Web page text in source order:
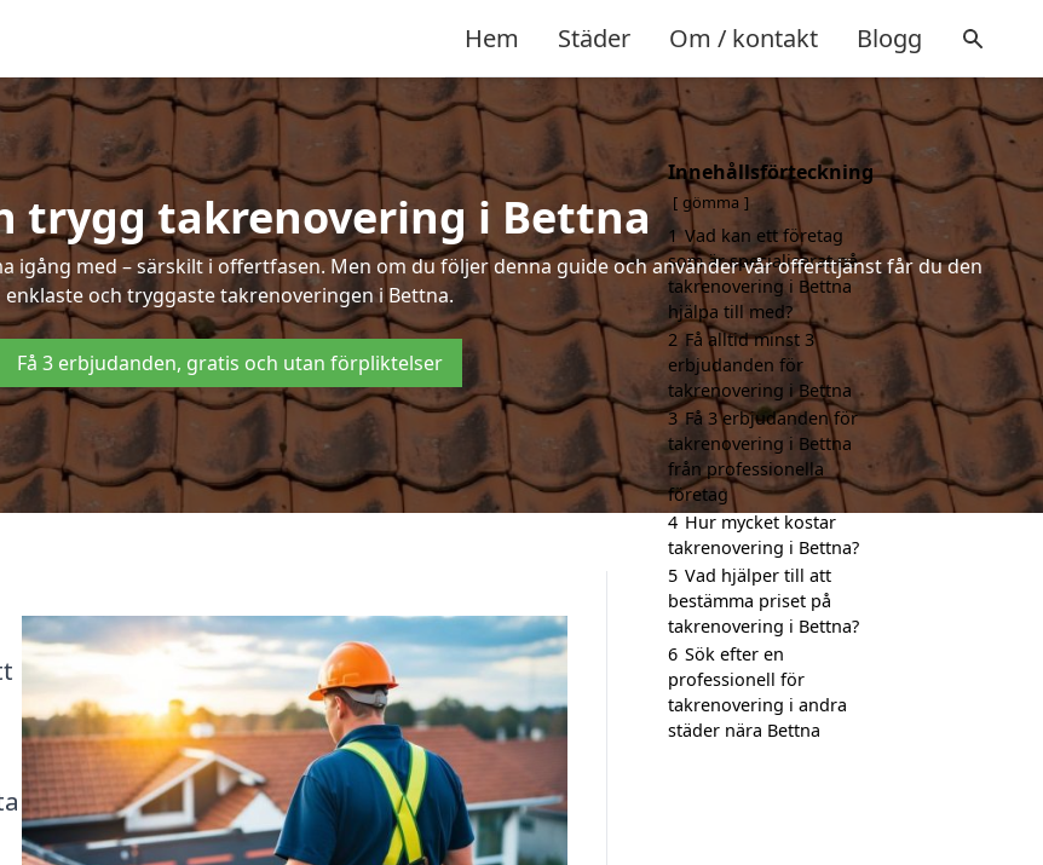
Hem Städer Om / kontakt Blogg
trygg takrenovering i Bettna
igång med – särskilt i offertfasen. Men om du följer denna guide och använder vår offerttjänst får du den
enklaste och tryggaste takrenoveringen i Bettna.
Få 3 erbjudanden, gratis och utan förpliktelser
Innehållsförteckning
gömma
1 Vad kan ett företag
som är specialiserat på
takrenovering i Bettna
hjälpa till med?
2 Få alltid minst 3
erbjudanden för
takrenovering i Bettna
3 Få 3 erbjudanden för
takrenovering i Bettna
från professionella
företag
4 Hur mycket kostar
takrenovering i Bettna?
5 Vad hjälper till att
bestämma priset på
takrenovering i Bettna?
6 Sök efter en
professionell för
takrenovering i andra
städer nära Bettna